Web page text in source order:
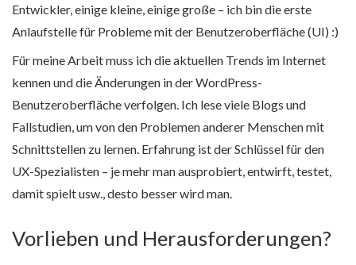
Entwickler, einige kleine, einige große – ich bin die erste
Anlaufstelle für Probleme mit der Benutzeroberfläche (UI) :)
Für meine Arbeit muss ich die aktuellen Trends im Internet
kennen und die Änderungen in der WordPress-
Benutzeroberfläche verfolgen. Ich lese viele Blogs und
Fallstudien, um von den Problemen anderer Menschen mit
Schnittstellen zu lernen. Erfahrung ist der Schlüssel für den
UX-Spezialisten – je mehr man ausprobiert, entwirft, testet,
damit spielt usw., desto besser wird man.
Vorlieben und Herausforderungen?